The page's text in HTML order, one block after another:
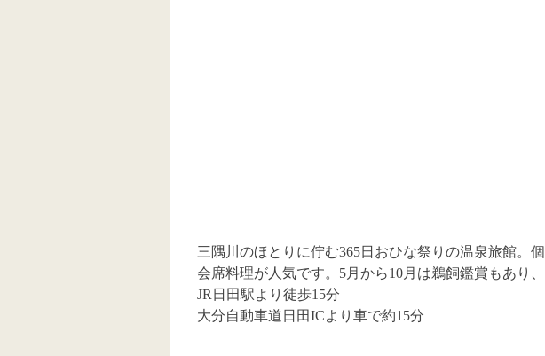
三隅川のほとりに佇む365日おひな祭りの温泉旅館。
会席料理が人気です。5月から10月は鵜飼鑑賞もあり
JR日田駅より徒歩15分
大分自動車道日田ICより車で約15分